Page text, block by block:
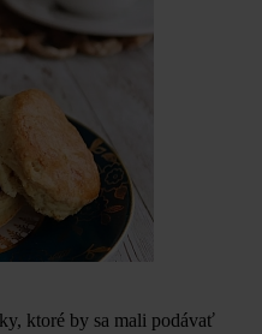
ktoré by sa mali podávať